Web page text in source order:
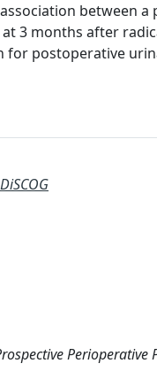
between
3 months after
postoperative